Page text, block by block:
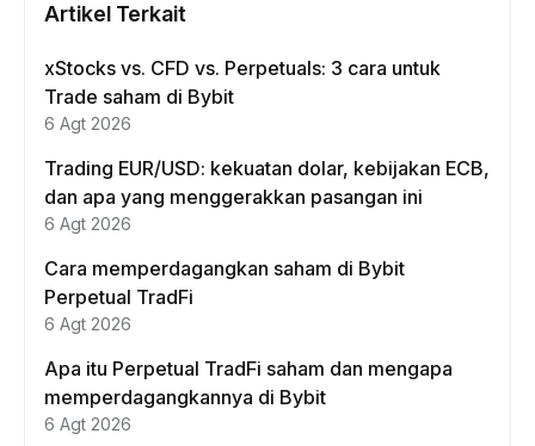
Artikel Terkait
xStocks vs. CFD vs. Perpetuals: 3 cara untuk
Trade saham di Bybit
6 Agt 2026
Trading EUR/USD: kekuatan dolar, kebijakan ECB,
dan apa yang menggerakkan pasangan ini
6 Agt 2026
Cara memperdagangkan saham di Bybit
Perpetual TradFi
6 Agt 2026
Apa itu Perpetual TradFi saham dan mengapa
memperdagangkannya di Bybit
6 Agt 2026